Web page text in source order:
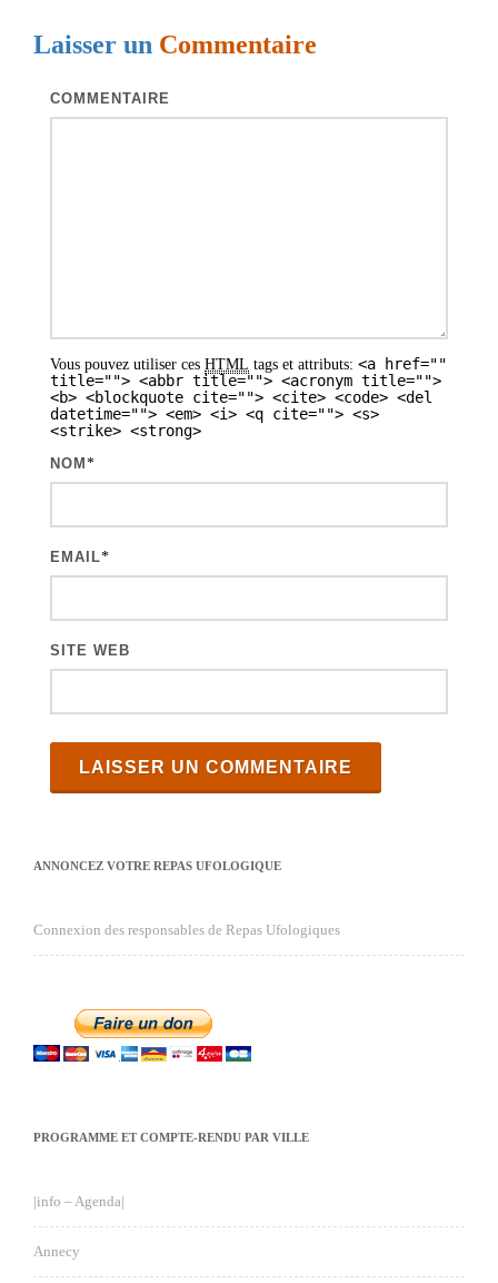
a
Laisser un Commentaire
COMMENTAIRE
Vous pouvez utiliser ces HTML tags et attributs: <a href=""
title=""> <abbr title=""> <acronym title="">
<b> <blockquote cite=""> <cite> <code> <del
datetime=""> <em> <i> <q cite=""> <s>
<strike> <strong>
NOM *
EMAIL*
SITE WEB
ANNONCEZ VOTRE REPAS UFOLOGIQUE
Connexion des responsables de Repas Ufologiques
PROGRAMME ET COMPTE-RENDU PAR VILLE
|info – Agenda|
Annecy